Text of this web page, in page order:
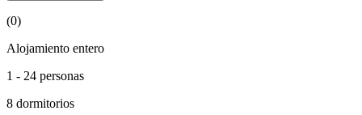
(0)
Alojamiento entero
1 - 24 personas
8 dormitorios